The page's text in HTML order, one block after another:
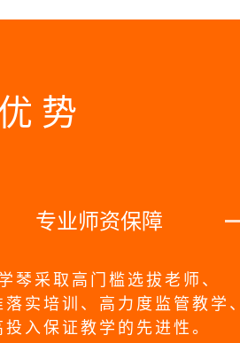
势
专业师资保障
琴采取高门槛选拔老师、
落实培训、高力度监管教学、
投入保证教学的先进性。